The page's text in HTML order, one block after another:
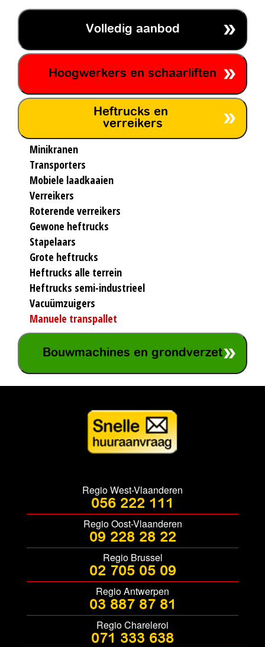
Volledig aanbod
Hoogwerkers en schaarliften
Heftrucks en
verreikers
Minikranen
Transporters
Mobiele laadkaaien
Verreikers
Roterende verreikers
Gewone heftrucks
Stapelaars
Grote heftrucks
Heftrucks alle terrein
Heftrucks semi-industrieel
Vacuümzuigers
Manuele transpallet
Bouwmachines en grondverzet
Regio West-Vlaanderen
056 222 111
Regio Oost-Vlaanderen
09 228 28 22
Regio Brussel
02 705 05 09
Regio Antwerpen
03 887 87 81
Regio Chareleroi
071 333 638